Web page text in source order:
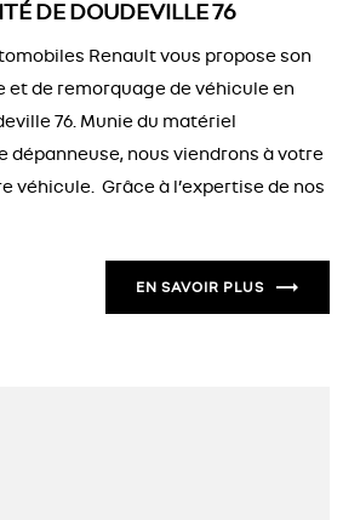
DE DOUDEVILLE 76
Renault vous propose son
et de remorquage de véhicule en
76. Munie du matériel
dépanneuse, nous viendrons à votre
véhicule. Grâce à l’expertise de nos
EN SAVOIR PLUS